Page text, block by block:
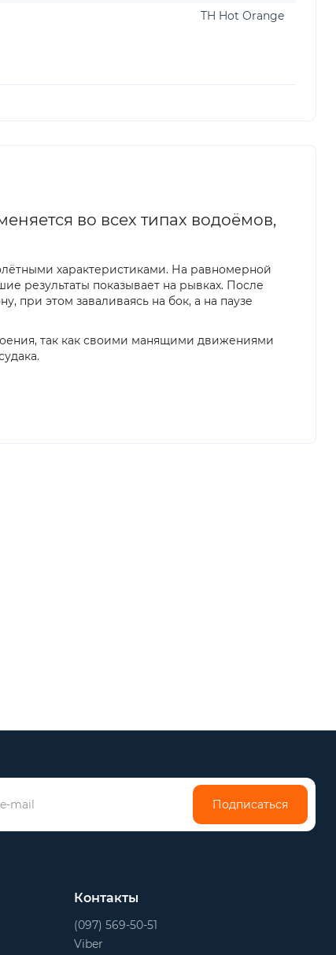
TH Hot Orange
во всех типах водоёмов,
характеристиками. На равномерной
результаты показывает на рывках. После
при этом заваливаясь на бок, а на паузе
так как своими манящими движениями
Подписаться
Контакты
(097) 569-50-51
Viber